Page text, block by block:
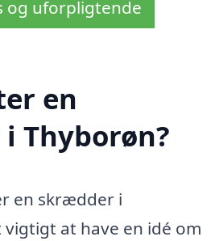
og uforpligtende
en
Thyborøn?
en skrædder i
at have en idé om